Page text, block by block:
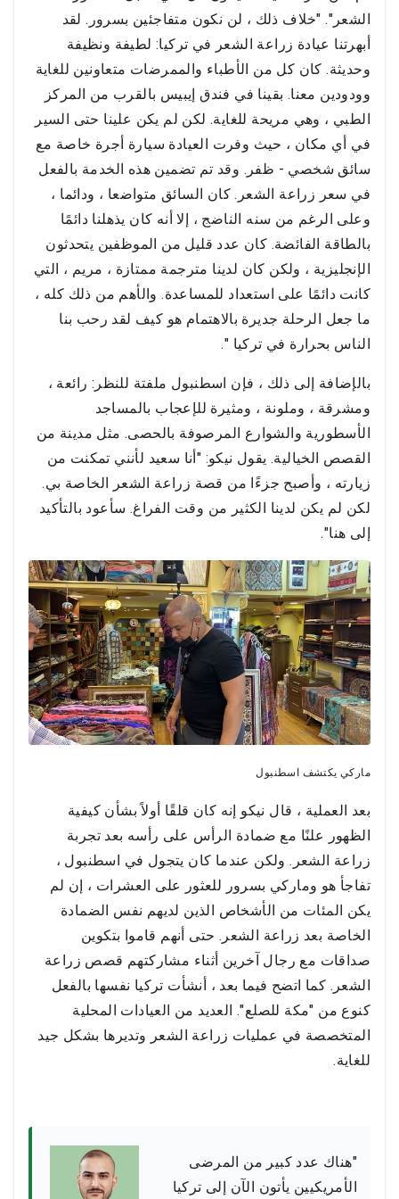
لطيفًا للغاية وساعد مع كل ما عندي من اختبارات النقل
واختبار فيروس كورونا ، يجب أن أعود إلى الولايات
الشعر". "خلاف ذلك ، لن نكون متفاجئين بسرور. لقد
أبهرتنا عيادة زراعة الشعر في تركيا: لطيفة ونظيفة
وحديثة. كان كل من الأطباء والممرضات متعاونين للغاية
وودودين معنا. بقينا في فندق إيبيس بالقرب من المركز
الطبي ، وهي مريحة للغاية. لكن لم يكن علينا حتى السير
في أي مكان ، حيث وفرت العيادة سيارة أجرة خاصة مع
سائق شخصي - ظفر. وقد تم تضمين هذه الخدمة بالفعل
في سعر زراعة الشعر. كان السائق متواضعا ، ودائما ،
وعلى الرغم من سنه الناضج ، إلا أنه كان يذهلنا دائمًا
بالطاقة الفائضة. كان عدد قليل من الموظفين يتحدثون
الإنجليزية ، ولكن كان لدينا مترجمة ممتازة ، مريم ، التي
كانت دائمًا على استعداد للمساعدة. والأهم من ذلك كله ،
ما جعل الرحلة جديرة بالاهتمام هو كيف لقد رحب بنا
الناس بحرارة في تركيا ".
بالإضافة إلى ذلك ، فإن اسطنبول ملفتة للنظر: رائعة ،
ومشرقة ، وملونة ، ومثيرة للإعجاب بالمساجد
الأسطورية والشوارع المرصوفة بالحصى. مثل مدينة من
القصص الخيالية. يقول نيكو: "أنا سعيد لأنني تمكنت من
زيارته ، وأصبح جزءًا من قصة زراعة الشعر الخاصة بي.
لكن لم يكن لدينا الكثير من وقت الفراغ. سأعود بالتأكيد
إلى هنا".
ماركي يكتشف اسطنبول
بعد العملية ، قال نيكو إنه كان قلقًا أولاً بشأن كيفية
الظهور علنًا مع ضمادة الرأس على رأسه بعد تجربة
زراعة الشعر. ولكن عندما كان يتجول في اسطنبول ،
تفاجأ هو وماركي بسرور للعثور على العشرات ، إن لم
يكن المئات من الأشخاص الذين لديهم نفس الضمادة
الخاصة بعد زراعة الشعر. حتى أنهم قاموا بتكوين
صداقات مع رجال آخرين أثناء مشاركتهم قصص زراعة
الشعر. كما اتضح فيما بعد ، أنشأت تركيا نفسها بالفعل
كنوع من "مكة للصلع". العديد من العيادات المحلية
المتخصصة في عمليات زراعة الشعر وتديرها بشكل جيد
للغاية.
"هناك عدد كبير من المرضى
الأمريكيين يأتون الآن إلى تركيا